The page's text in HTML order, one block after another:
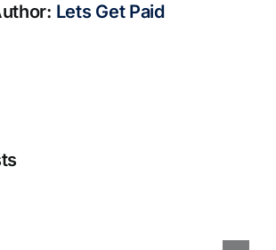
Lets Get Paid